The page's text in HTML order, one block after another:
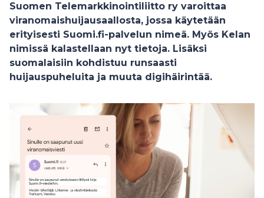
Suomen Telemarkkinointiliitto ry varoittaa
viranomaishuijausaallosta, jossa käytetään
erityisesti Suomi.fi-palvelun nimeä. Myös Kelan
nimissä kalastellaan nyt tietoja. Lisäksi
suomalaisiin kohdistuu runsaasti
huijauspuheluita ja muuta digihäirintää.